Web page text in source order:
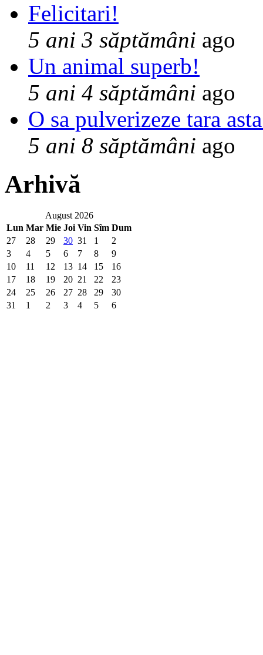
Felicitari!
5 ani 3 săptămâni ago
Un animal superb!
5 ani 4 săptămâni ago
O sa pulverizeze tara
5 ani 8 săptămâni ago
Arhivă
August 2026
Lun Mar Mie Joi Vin Sîm Dum
27
28 29 30 31 1
2
3
4 5 6 7 8
9
10
11 12 13 14 15
16
17
18 19 20 21 22
23
24
25 26 27 28 29
30
31
1 2 3 4 5 6